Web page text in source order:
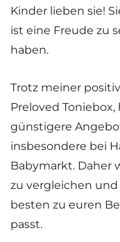
Kinder lieben sie!
ist eine Freude zu
haben.
Trotz meiner
Preloved
günstigere
insbesondere bei
Babymarkt. Daher
zu vergleichen und
besten zu euren
passt.